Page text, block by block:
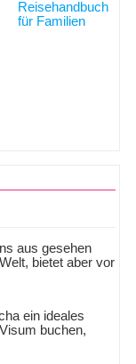
aus gesehen
bietet aber vor
ein ideales
buchen,